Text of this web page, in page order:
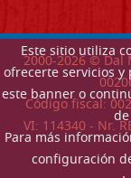
Este sitio utiliza
ofrecerte servicios
este banner o
Para más
configuración
2000-2026© Dal
Código fiscal:
VI: 114340 - Nr.